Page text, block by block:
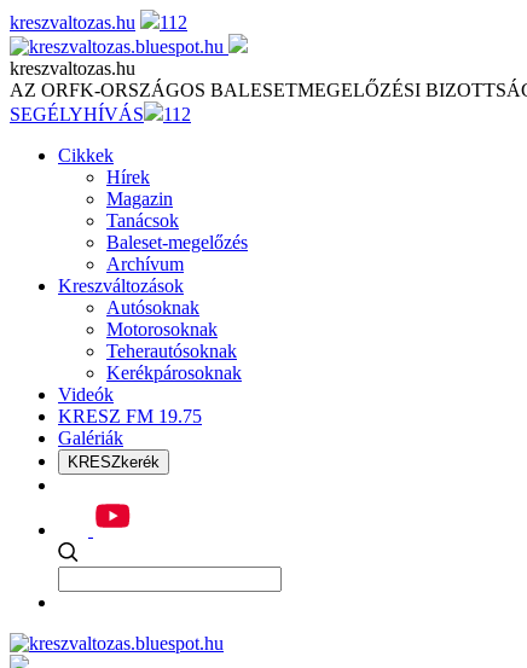
Skip
to
content
kreszvaltozas.hu 112
kreszvaltozas.hu
AZ ORFK-ORSZÁGOS BALESETMEGELŐZÉSI
SEGÉLYHÍVÁS
112
Cikkek
Hírek
Magazin
Tanácsok
Baleset-megelőzés
Archívum
Kreszváltozások
Autósoknak
Motorosoknak
Teherautósoknak
Kerékpárosoknak
Videók
KRESZ FM 19.75
Galériák
KRESZkerék